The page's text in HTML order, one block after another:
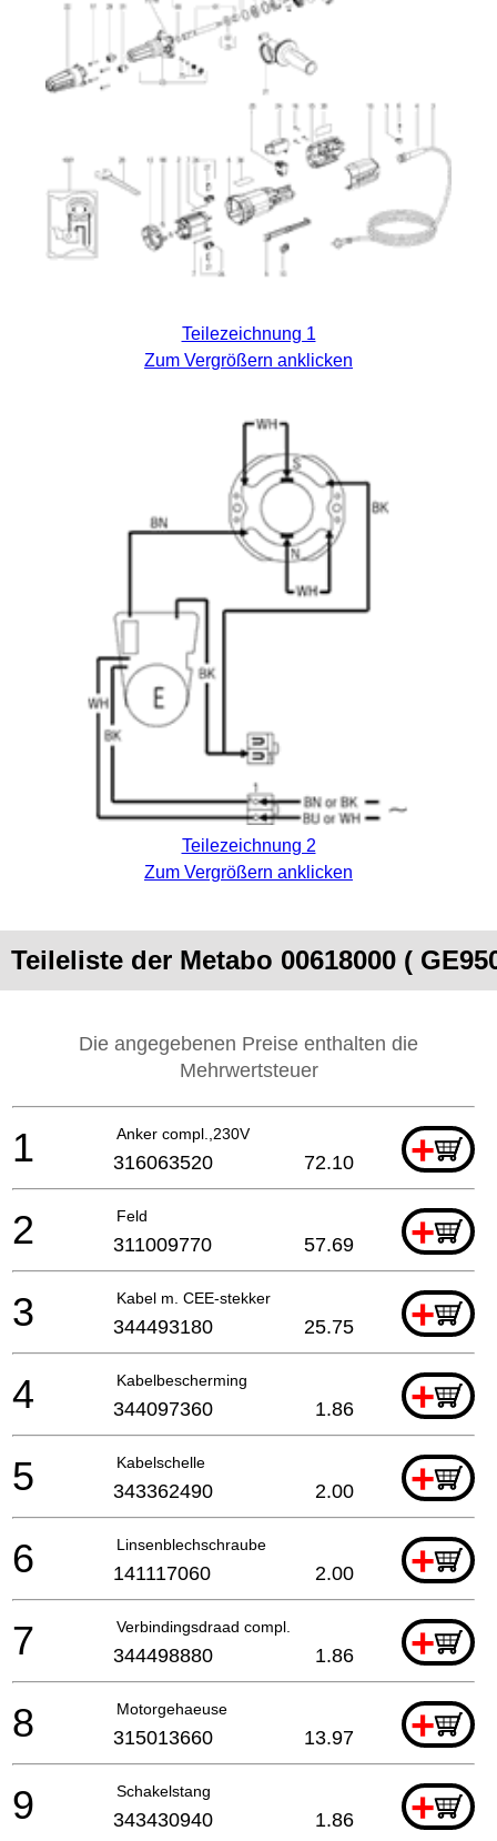
Teilezeichnung 1
Zum Vergrößern anklicken
Teilezeichnung 2
Zum Vergrößern anklicken
Teileliste der Metabo 00618000 (
Die angegebenen Preise enthalten die
Mehrwertsteuer
Anker compl.,230V +
1 316063520 72.10
Feld +
2 311009770 57.69
Kabel m. CEE-stekker +
3 344493180 25.75
Kabelbescherming +
4 344097360 1.86
Kabelschelle +
5 343362490 2.00
Linsenblechschraube +
6 141117060 2.00
Verbindingsdraad compl. +
7 344498880 1.86
Motorgehaeuse +
8 315013660 13.97
Schakelstang +
9 343430940 1.86